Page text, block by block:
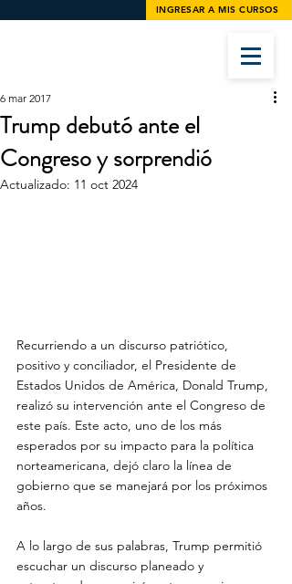
INGRESAR A MIS CURSOS
Trump debutó ante el
Congreso y sorprendió
6 mar 2017
Actualizado: 11 oct 2024
Recurriendo a un discurso patriótico,
positivo y conciliador, el Presidente de
Estados Unidos de América, Donald Trump,
realizó su intervención ante el Congreso de
este país. Este acto, uno de los más
esperados por su impacto para la política
norteamericana, dejó claro la línea de
gobierno que se manejará por los próximos
años.
A lo largo de sus palabras, Trump permitió
escuchar un discurso planeado y